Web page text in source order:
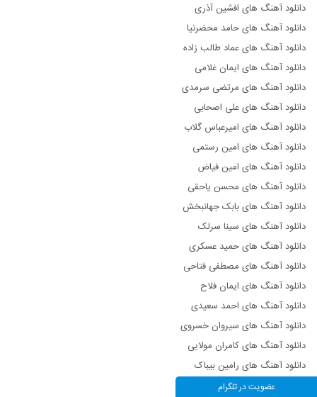
دانلود آهنگ های افشین آذری
دانلود آهنگ های حامد محضرنیا
دانلود آهنگ های عماد طالب زاده
دانلود آهنگ های ایمان غلامی
دانلود آهنگ های مرتضی سرمدی
دانلود آهنگ های علی اصحابی
دانلود آهنگ های امیرعباس گلاب
دانلود آهنگ های امین رستمی
دانلود آهنگ های امین فیاض
دانلود آهنگ های محسن یاحقی
دانلود آهنگ های بابک جهانبخش
دانلود آهنگ های سینا سرلک
دانلود آهنگ های حمید عسکری
دانلود آهنگ های مصطفی فتاحی
دانلود آهنگ های ایمان فلاح
دانلود آهنگ های احمد سعیدی
دانلود آهنگ های سیروان خسروی
دانلود آهنگ های کامران مولایی
دانلود آهنگ های رامین بیباک
دانلود آهنگ های روزبه نعمت الهی
عضویت در تلگرام